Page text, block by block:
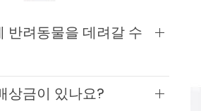
반려동물을 데려갈 수
상금이 있나요?